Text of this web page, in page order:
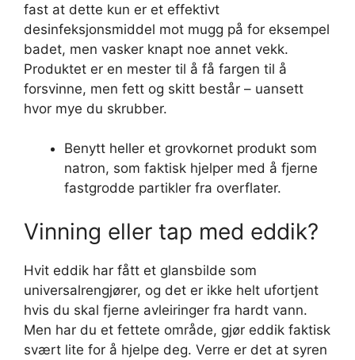
fast at dette kun er et effektivt
desinfeksjonsmiddel mot mugg på for eksempel
badet, men vasker knapt noe annet vekk.
Produktet er en mester til å få fargen til å
forsvinne, men fett og skitt består – uansett
hvor mye du skrubber.
Benytt heller et grovkornet produkt som
natron, som faktisk hjelper med å fjerne
fastgrodde partikler fra overflater.
Vinning eller tap med eddik?
Hvit eddik har fått et glansbilde som
universalrengjører, og det er ikke helt ufortjent
hvis du skal fjerne avleiringer fra hardt vann.
Men har du et fettete område, gjør eddik faktisk
svært lite for å hjelpe deg. Verre er det at syren